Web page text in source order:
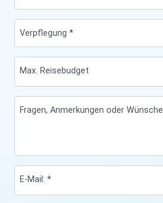
Max. Reisebudget
Fragen, Anmerkungen oder Wünsche
E-Mail: *